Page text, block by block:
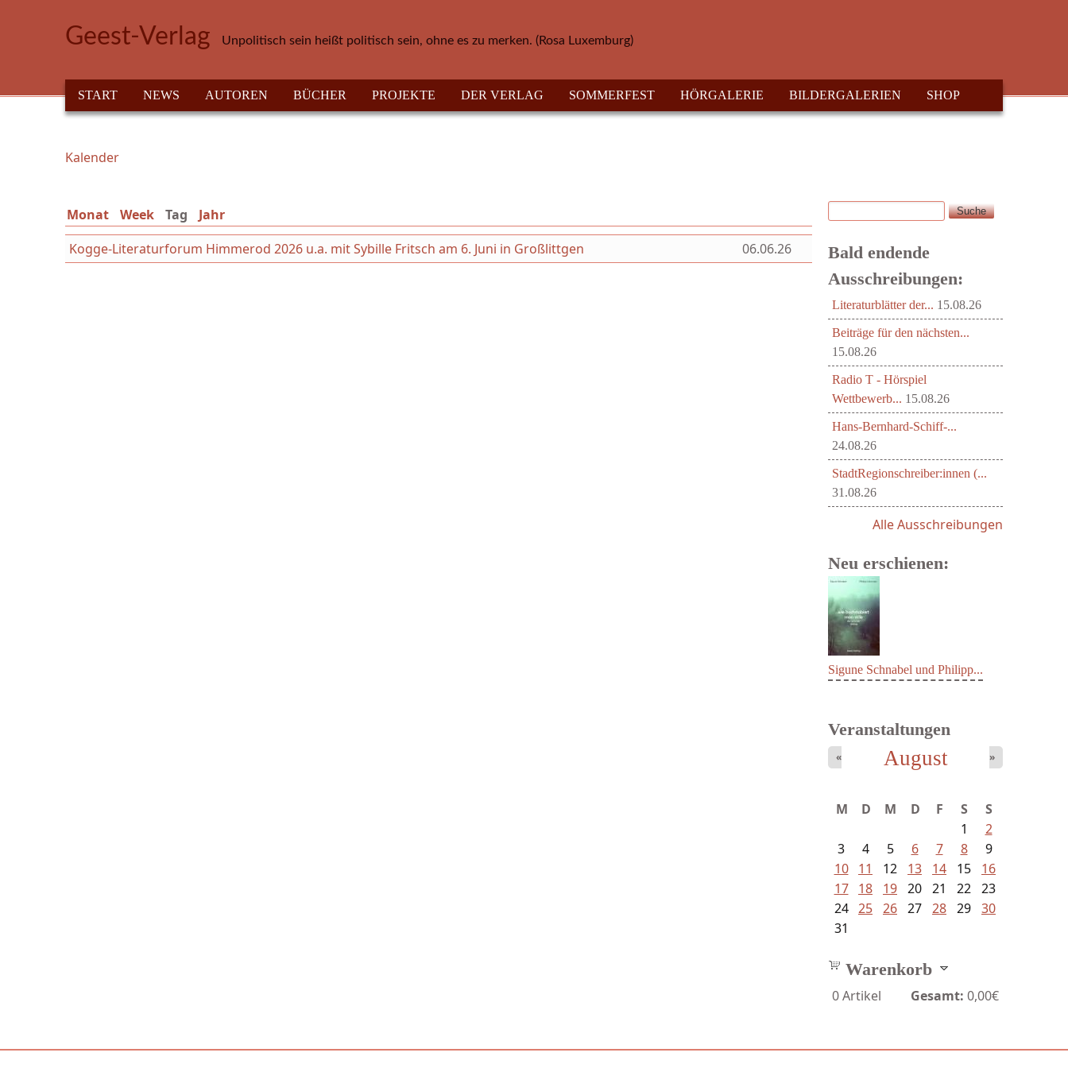
Geest-Verlag Unpolitisch sein heißt politisch sein, ohne es zu merken. (Rosa Luxemburg)
HAUPTMENÜ
START NEWS AUTOREN BÜCHER PROJEKTE DER VERLAG SOMMERFEST HÖRGALERIE BILDERGALERIEN SHOP
Sie sind hier
Kalender
Monat Week Tag (aktiver Reiter)
Jahr
Kogge-Literaturforum Himmerod 2026 u.a. mit Sybille Fritsch am 6. Juni in Großlittgen
06.06.26
Suchformular
Suche
Bald endende
Ausschreibungen:
Literaturblätter der... 15.08.26
Beiträge für den nächsten...
15.08.26
Radio T - Hörspiel
Wettbewerb... 15.08.26
Hans-Bernhard-Schiff-...
24.08.26
StadtRegionschreiber:innen (...
31.08.26
Alle Ausschreibungen
Neu erschienen:
Sigune Schnabel und Philipp...
Veranstaltungen
August
« »
M D M D F S
S
1
2
3
4 5 6 7 8
9
10
11 12 13 14 15
16
17
18 19 20 21 22 23
24 25 26 27 28 29 30
31
Warenkorb
0Artikel Gesamt: 0,00€